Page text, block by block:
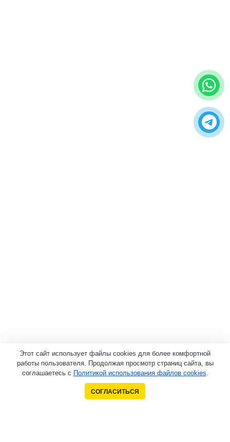
Этот сайт использует файлы cookies для более комфортной
работы пользователя. Продолжая просмотр страниц сайта, вы
соглашаетесь с Политикой использования файлов cookies.
СОГЛАСИТЬСЯ